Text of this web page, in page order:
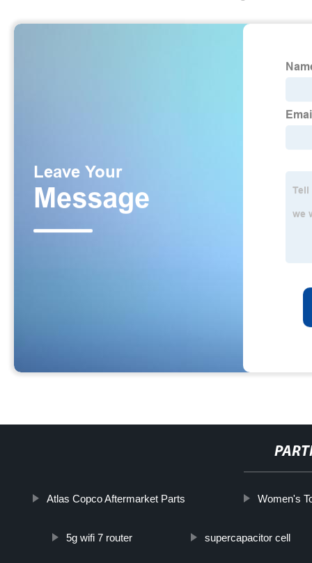
Atlas Copco Aftermarket Parts Women's
5g wifi 7 router supercapacitor cell